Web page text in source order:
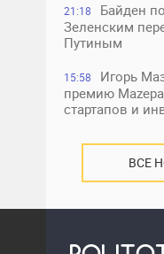
21:18
Байден
Зеленским
Путиным
15:58
Игорь
премию
стартапов и
ВСЕ